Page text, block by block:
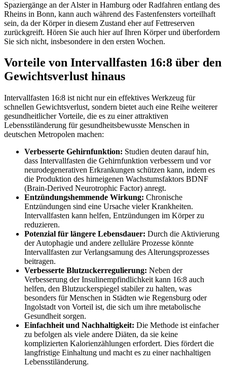
Spaziergänge an der Alster in Hamburg oder Radfahren entlang des
Rheins in Bonn, kann auch während des Fastenfensters vorteilhaft
sein, da der Körper in diesem Zustand eher auf Fettreserven
zurückgreift. Hören Sie auch hier auf Ihren Körper und überfordern
Sie sich nicht, insbesondere in den ersten Wochen.
Vorteile von Intervallfasten 16:8 über den
Gewichtsverlust hinaus
Intervallfasten 16:8 ist nicht nur ein effektives Werkzeug für
schnellen Gewichtsverlust, sondern bietet auch eine Reihe weiterer
gesundheitlicher Vorteile, die es zu einer attraktiven
Lebensstiländerung für gesundheitsbewusste Menschen in
deutschen Metropolen machen:
Verbesserte Gehirnfunktion: Studien deuten darauf hin,
dass Intervallfasten die Gehirnfunktion verbessern und vor
neurodegenerativen Erkrankungen schützen kann, indem es
die Produktion des hirneigenen Wachstumsfaktors BDNF
(Brain-Derived Neurotrophic Factor) anregt.
Entzündungshemmende Wirkung: Chronische
Entzündungen sind eine Ursache vieler Krankheiten.
Intervallfasten kann helfen, Entzündungen im Körper zu
reduzieren.
Potenzial für längere Lebensdauer: Durch die Aktivierung
der Autophagie und andere zelluläre Prozesse könnte
Intervallfasten zur Verlangsamung des Alterungsprozesses
beitragen.
Verbesserte Blutzuckerregulierung: Neben der
Verbesserung der Insulinempfindlichkeit kann 16:8 auch
helfen, den Blutzuckerspiegel stabiler zu halten, was
besonders für Menschen in Städten wie Regensburg oder
Ingolstadt von Vorteil ist, die sich um ihre metabolische
Gesundheit sorgen.
Einfachheit und Nachhaltigkeit: Die Methode ist einfacher
zu befolgen als viele andere Diäten, da sie keine
komplizierten Kalorienzählungen erfordert. Dies fördert die
langfristige Einhaltung und macht es zu einer nachhaltigen
Lebensstiländerung.